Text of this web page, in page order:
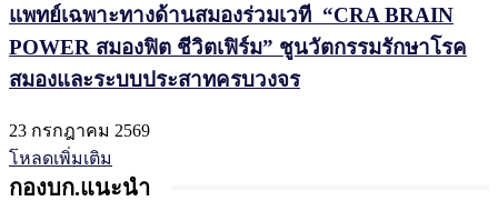
แพทย์เฉพาะทางด้านสมองร่วมเวที “CRA BRAIN
POWER สมองฟิต ชีวิตเฟิร์ม” ชูนวัตกรรมรักษาโรค
สมองและระบบประสาทครบวงจร
23 กรกฎาคม 2569
โหลดเพิ่มเติม
กองบก.แนะนำ